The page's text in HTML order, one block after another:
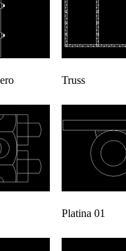
Truss
Platina 01